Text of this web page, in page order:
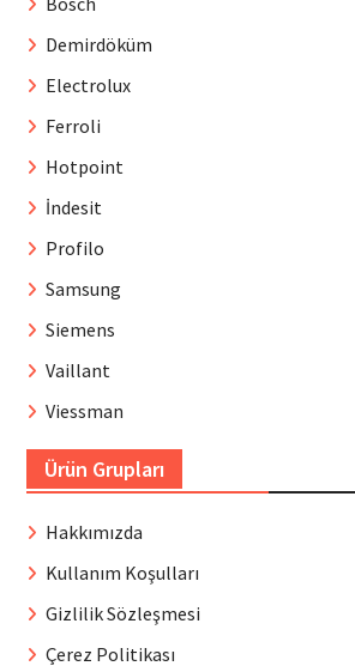
Demirdöküm
Electrolux
Ferroli
Hotpoint
İndesit
Profilo
Samsung
Siemens
Vaillant
Viessman
Ürün Grupları
Hakkımızda
Kullanım Koşulları
Gizlilik Sözleşmesi
Çerez Politikası